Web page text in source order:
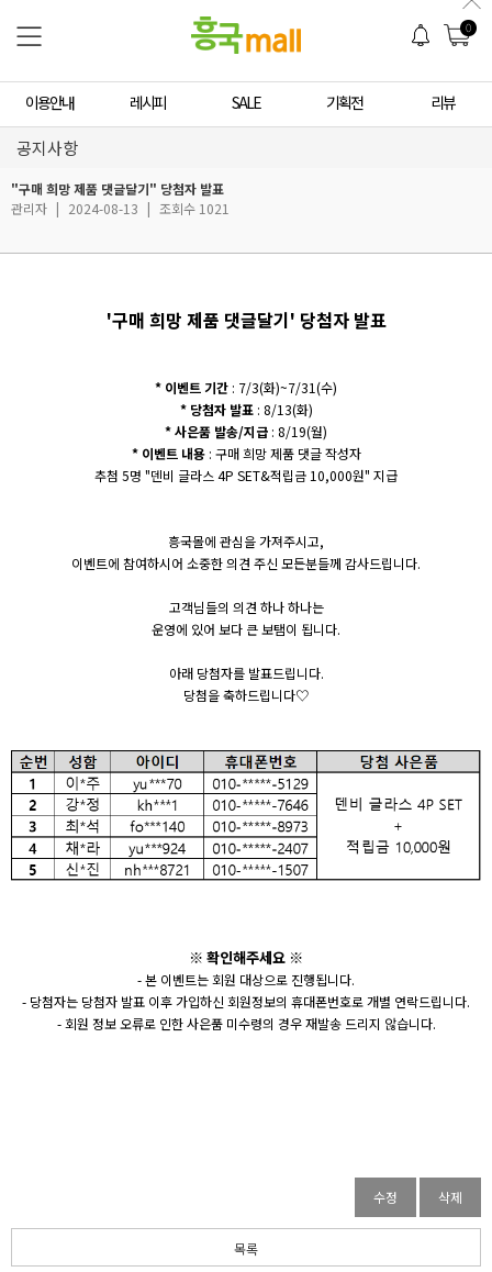
0
이용안내 레시피 SALE 기획전 리뷰
공지사항
"구매 희망 제품 댓글달기" 당첨자 발표
관리자 | 2024-08-13 | 조회수 1021
'구매 희망 제품 댓글달기' 당첨자 발표
* 이벤트 기간 : 7/3(화)~7/31(수)
* 당첨자 발표: 8/13(화)
* 사은품 발송/지급 : 8/19(월)
* 이벤트 내용: 구매 희망 제품 댓글 작성자
추첨 5명 "덴비 글라스 4P SET&적립금 10,000원" 지급
흥국몰에 관심을 가져주시고,
이벤트에 참여하시어 소중한 의견 주신 모든분들께 감사드립니다.
고객님들의 의견 하나 하나는
운영에 있어 보다 큰 보탬이 됩니다.
아래 당첨자를 발표드립니다.
당첨을 축하드립니다♡
※ 확인해주세요 ※
- 본 이벤트는 회원 대상으로 진행됩니다.
- 당첨자는 당첨자 발표 이후 가입하신 회원정보의 휴대폰번호로 개별 연락드립니다.
- 회원 정보 오류로 인한 사은품 미수령의 경우 재발송 드리지 않습니다.
수정 삭제
목록